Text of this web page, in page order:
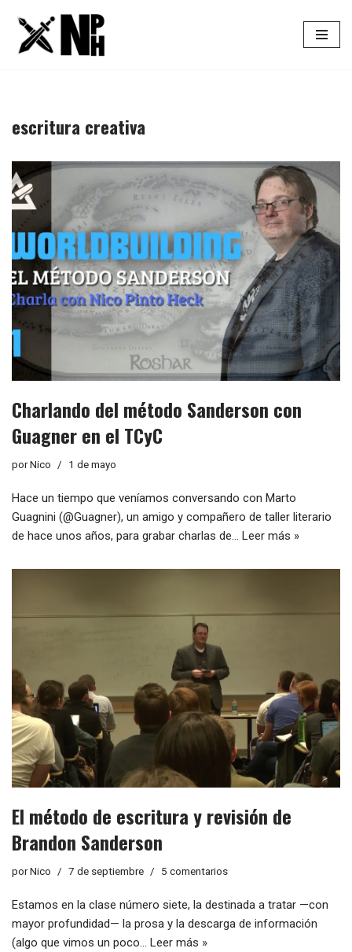
Saltar
escritura creativa
Charlando del método Sanderson con
Guagner en el TCyC
porNico 1 de mayo
Hace un tiempo que veníamos conversando con Marto
Guagnini (@Guagner), un amigo y compañero de taller literario
de hace unos años, para grabar charlas de… Leer más »
El método de escritura y revisión de
Brandon Sanderson
porNico 7 de septiembre 5 comentarios
Estamos en la clase número siete, la destinada a tratar —con
mayor profundidad— la prosa y la descarga de información
(algo que vimos un poco… Leer más »